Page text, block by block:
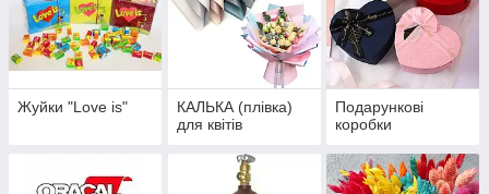
Жуйки "Love is"
КАЛЬКА (плівка)
для квітів
Подарункові
коробки